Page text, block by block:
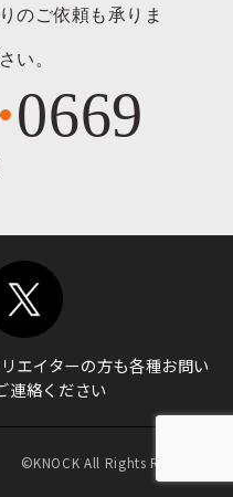
のご依頼も承りま
い。
0669
エイターの方も各種お問い
連絡ください
©KNOCK All Rights Reserved.